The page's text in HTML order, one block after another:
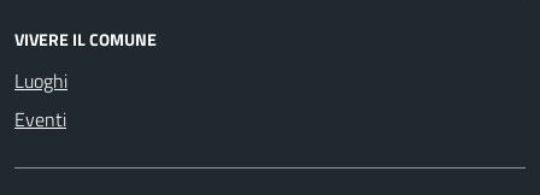
VIVERE IL COMUNE
Luoghi
Eventi